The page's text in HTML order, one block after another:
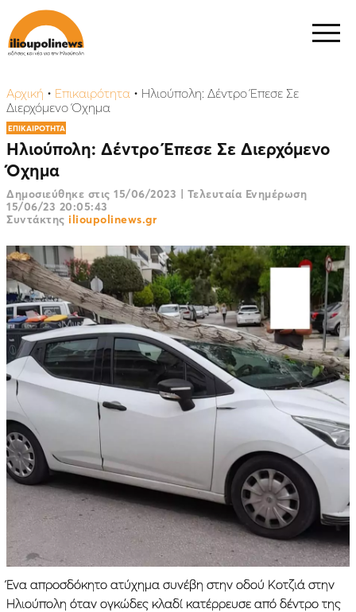
Αρχική • Επικαιρότητα • Ηλιούπολη: Δέντρο Έπεσε Σε
Διερχόμενο Όχημα
ΕΠΙΚΑΙΡΟΤΗΤΑ
Ηλιούπολη: Δέντρο Έπεσε Σε Διερχόμενο
Όχημα
Δημοσιεύθηκε στις 15/06/2023 | Τελευταία Ενημέρωση
15/06/23 20:05:43
Συντάκτης ilioupolinews.gr
Ένα απροσδόκητο ατύχημα συνέβη στην οδού Κοτζιά στην
Ηλιούπολη όταν ογκώδες κλαδί κατέρρευσε από δέντρο της